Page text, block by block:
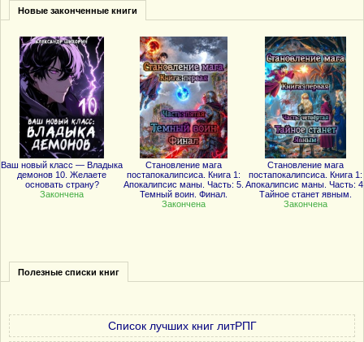
Новые законченные книги
Ваш новый класс — Владыка
демонов 10. Желаете
основать страну?
Закончена
Становление мага
постапокалипсиса. Книга 1:
Апокалипсис маны. Часть: 5.
Темный воин. Финал.
Закончена
Становление мага
постапокалипсиса. Книга 1:
Апокалипсис маны. Часть:
Тайное станет явным.
Закончена
Полезные списки книг
Список лучших книг литРПГ